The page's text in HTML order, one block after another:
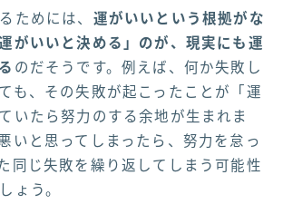
ためには、 運がいいという根拠がな
がいいと決める」のが、現実にも運
のだそうです。例えば、何か失敗し
も、その失敗が起こったことが「運
いたら努力のする余地が生まれま
いと思ってしまったら、努力を怠っ
同じ失敗を繰り返してしまう可能性
ょう。